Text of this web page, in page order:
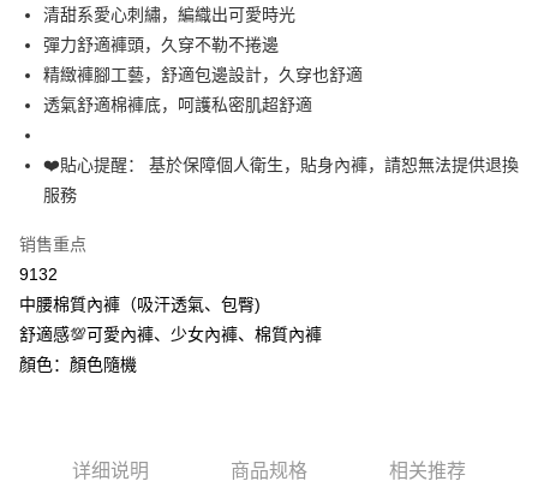
悠遊付
Plus PAY
相关说明
【大哥付你分期使用说明】
1. 本服务由台湾大哥大提供，电信用户可立即使用无须另外申请。（限个人
2. 付款方式选择 “大哥付你分期”，订单成立后会自动跳转到大哥付的交易流
程，验证手机门号后，选择欲分期的期数、缴款截止日，确认付款后即完成
3. 实际核准额度、可分期数及费用金额请依后续交易确认页面所载为准。
4. 订单成立30分钟内，如未前往确认交易或遇审核未通过，订单将自动取
消。如遇 “转专审核”未通过状况，表示未达系统评分，恕无法说明评估内
容。
2. 通过短信链接打开账单后，可选择 “超商条码／台湾大直营门市／银行转
AFTEE先享后付
一、關於 AFTEE先享後付
1. 於付款方式選擇AFTEE先享後付，將跳出AFTEE先享後付手機驗證視
窗。
2. 進行簡訊驗證之後，即可完成結帳手續。
3. 訂單確認後不需事先繳費，商品會配送至您的指定地址。
4. 下訂完成後，您的手機會收到一封繳費通知簡訊，APP會員則會收到
請留意繳費期限為 14 天。唯有下載 AFTEE App 成為 AFTEE 會員者方能享
Hami Point
相关说明
「Hami Point」为中华电信所提供之积分服务，可于会员专区绑定中华电信
会员账号后，即可在购物车使用 Hami Point 折抵消费金额（1点等于1
元）。
清甜系愛心刺繡，編織出可愛時光
彈力舒適褲頭，久穿不勒不捲邊
精緻褲腳工藝，舒適包邊設計，久穿也舒適
透氣舒適棉褲底，呵護私密肌超舒適
❤️貼心提醒： 基於保障個人衛生，貼身內褲，請恕無法提供退換
服務
销售重点
9132
中腰棉質內褲（吸汗透氣、包臀)
舒適感💯可愛內褲、少女內褲、棉質內褲
顏色：顏色隨機
详细说明 商品规格 相关推荐